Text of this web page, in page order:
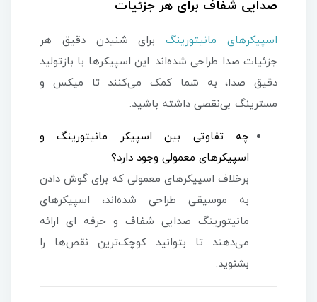
صدایی شفاف برای هر جزئیات
اسپیکرهای مانیتورینگبرای شنیدن دقیق هر
جزئیات صدا طراحی شده‌اند. این اسپیکرها با بازتولید
دقیق صدا، به شما کمک می‌کنند تا میکس و
مسترینگ بی‌نقصی داشته باشید.
چه تفاوتی بین اسپیکر مانیتورینگ و
اسپیکرهای معمولی وجود دارد؟
برخلاف اسپیکرهای معمولی که برای گوش دادن
به موسیقی طراحی شده‌اند، اسپیکرهای
مانیتورینگ صدایی شفاف و حرفه ای ارائه
می‌دهند تا بتوانید کوچک‌ترین نقص‌ها را
بشنوید.